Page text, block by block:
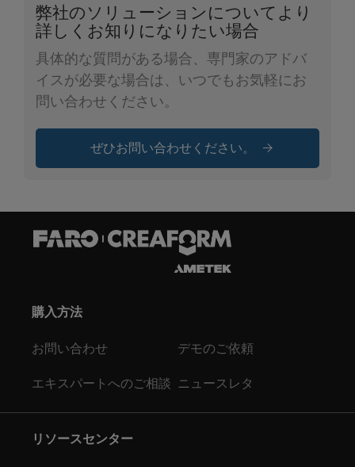
弊社のソリューションについてより
詳しくお知りになりたい場合
具体的な質問がある場合、専門家のアドバ
イスが必要な場合は、いつでもお気軽にお
問い合わせください。
ぜひお問い合わせください。
購入方法
お問い合わせ デモのご依頼
エキスパートへのご相談 ニュースレタ
リソースセンター